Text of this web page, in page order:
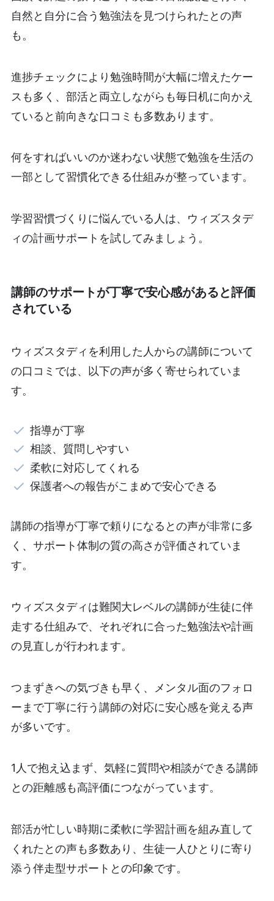
自然と自分に合う勉強法を見つけられたとの声
も。
進捗チェックにより勉強時間が大幅に増えたケー
スも多く、部活と両立しながらも毎日机に向かえ
ていると前向きな口コミも多数あります。
何をすればいいのか迷わない状態で勉強を生活の
一部として習慣化できる仕組みが整っています。
学習習慣づくりに悩んでいる人は、ウィズスタデ
ィの計画サポートを試してみましょう。
講師のサポートが丁寧で安心感があると評価
されている
ウィズスタディを利用した人からの講師について
の口コミでは、以下の声が多く寄せられていま
す。
指導が丁寧
相談、質問しやすい
柔軟に対応してくれる
保護者への報告がこまめで安心できる
講師の指導が丁寧で頼りになるとの声が非常に多
く、サポート体制の質の高さが評価されていま
す。
ウィズスタディは難関大レベルの講師が生徒に伴
走する仕組みで、それぞれに合った勉強法や計画
の見直しが行われます。
つまずきへの気づきも早く、メンタル面のフォロ
ーまで丁寧に行う講師の対応に安心感を覚える声
が多いです。
1人で抱え込まず、気軽に質問や相談ができる講師
との距離感も高評価につながっています。
部活が忙しい時期に柔軟に学習計画を組み直して
くれたとの声も多数あり、生徒一人ひとりに寄り
添う伴走型サポートとの印象です。